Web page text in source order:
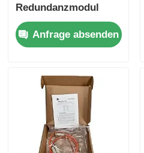
ICS Triplex PLC
Schneider PLC-Modul
Ge-Fanuc-Modul
Redundanzmodul
Neues in der Box
Anfrage absenden